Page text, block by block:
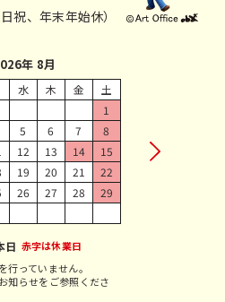
祝、年末年始休）
年 8月
水 木 金
土
1
5 6 7
8
12 13 14
15
19 20 21
22
26 27 28
29
日 赤字は休業日
っていません。
知らせをご参照くださ